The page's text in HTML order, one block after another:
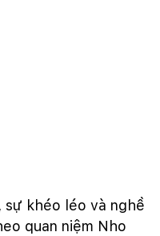
sự khéo léo và nghề
quan niệm Nho